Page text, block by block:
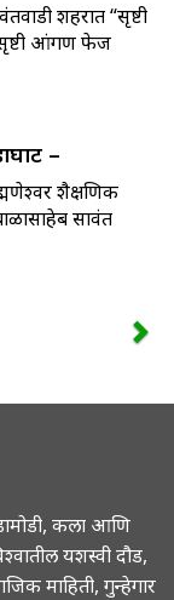
शहरात “सृष्टी
आंगण फेज
–
शैक्षणिक
सावंत
कला आणि
यशस्वी दौड,
माहिती, गुन्हेगार